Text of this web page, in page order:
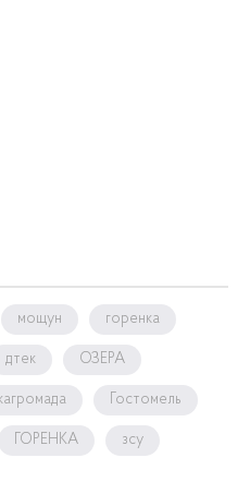
мощун горенка
дтек ОЗЕРА
Гостомель
ГОРЕНКА зсу